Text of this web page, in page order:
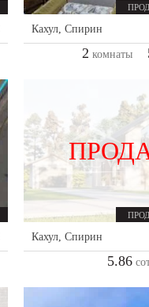
Кахул,Спирин
2 комнаты
Кахул,Спирин
5.86